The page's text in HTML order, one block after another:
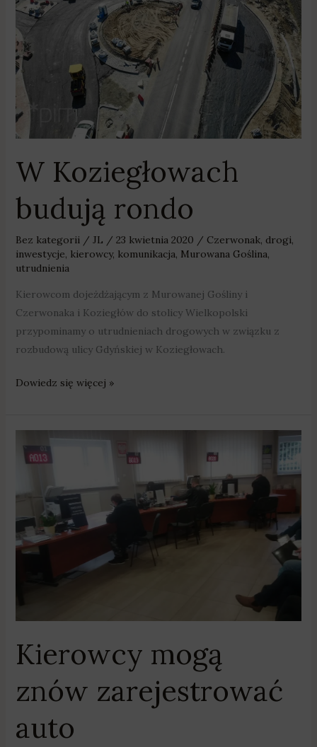
W Koziegłowach
budują rondo
Bez kategorii/ JL / 23 kwietnia 2020 / Czerwonak, drogi,
inwestycje, kierowcy, komunikacja, Murowana Goślina,
utrudnienia
Kierowcom dojeżdżającym z Murowanej Gośliny i
Czerwonaka i Koziegłów do stolicy Wielkopolski
przypominamy o utrudnieniach drogowych w związku z
rozbudową ulicy Gdyńskiej w Koziegłowach.
Dowiedz się więcej »
Kierowcy mogą
znów zarejestrować
auto
Kierowcy
mogą
zarejestrować